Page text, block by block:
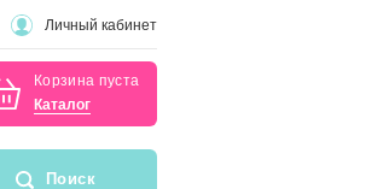
Личный кабинет
Корзина пуста
Каталог
Поиск